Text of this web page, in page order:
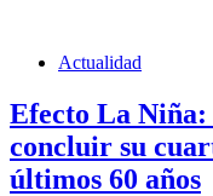
Actualidad
Efecto La Niña:
concluir su
últimos 60 años